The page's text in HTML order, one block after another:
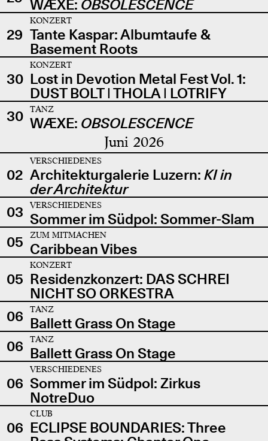
WÆXE: OBSOLESCENCE
29
KONZERT
Tante Kaspar: Albumtaufe &
Basement Roots
30
KONZERT
Lost in Devotion Metal Fest Vol. 1:
DUST BOLT | THOLA | LOTRIFY
30
TANZ
WÆXE: OBSOLESCENCE
Juni 2026
02
VERSCHIEDENES
Architekturgalerie Luzern: KI in
der Architektur
03
VERSCHIEDENES
Sommer im Südpol: Sommer-Slam
05
ZUM MITMACHEN
Caribbean Vibes
05
KONZERT
Residenzkonzert: DAS SCHREI
NICHT SO ORKESTRA
06
TANZ
Ballett Grass On Stage
06
TANZ
Ballett Grass On Stage
06
VERSCHIEDENES
Sommer im Südpol: Zirkus
NotreDuo
06
CLUB
ECLIPSE BOUNDARIES: Three